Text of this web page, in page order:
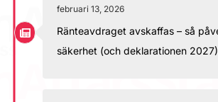
februari 13, 2026
Ränteavdraget avskaffas – så
säkerhet (och deklarationen 2027)